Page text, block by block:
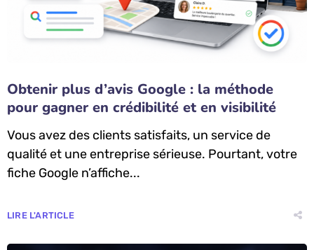
Obtenir plus d’avis Google : la méthode
pour gagner en crédibilité et en visibilité
Vous avez des clients satisfaits, un service de
qualité et une entreprise sérieuse. Pourtant, votre
fiche Google n’affiche...
LIRE L'ARTICLE